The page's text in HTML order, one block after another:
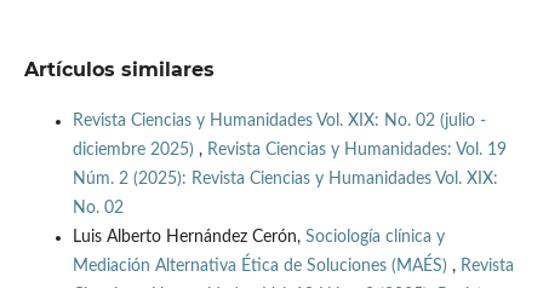
Artículos similares
Revista Ciencias y Humanidades Vol. XIX: No. 02 (julio -
diciembre 2025) , Revista Ciencias y Humanidades: Vol. 19
Núm. 2 (2025): Revista Ciencias y Humanidades Vol. XIX:
No. 02
Luis Alberto Hernández Cerón, Sociología clínica y
Mediación Alternativa Ética de Soluciones (MAÉS) , Revista